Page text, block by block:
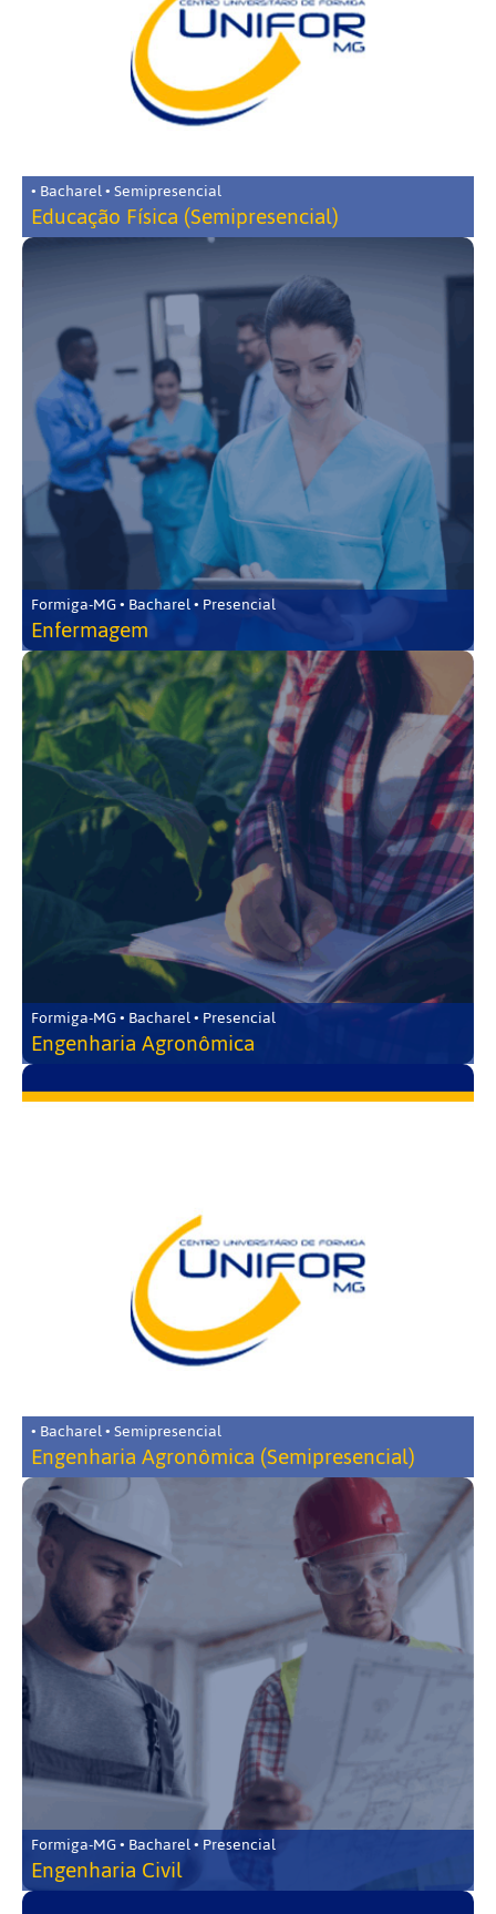
• Bacharel • Semipresencial
Educação Física (Semipresencial)
Formiga-MG • Bacharel • Presencial
Enfermagem
Formiga-MG • Bacharel • Presencial
Engenharia Agronômica
• Bacharel • Semipresencial
Engenharia Agronômica (Semipresencial)
Formiga-MG • Bacharel • Presencial
Engenharia Civil